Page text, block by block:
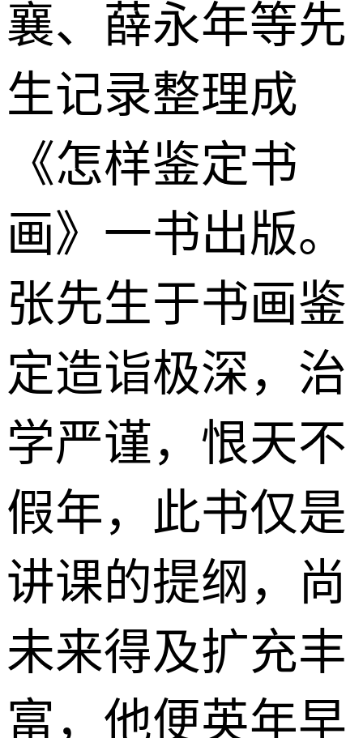
襄、薛永年等先
生记录整理成
《怎样鉴定书
画》一书出版。
张先生于书画鉴
定造诣极深，治
学严谨，恨天不
假年，此书仅是
讲课的提纲，尚
未来得及扩充丰
富，他便英年早